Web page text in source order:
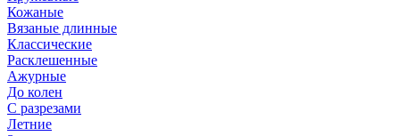
Кожаные
Вязаные длинные
Классические
Расклешенные
Ажурные
До колен
С разрезами
Летние